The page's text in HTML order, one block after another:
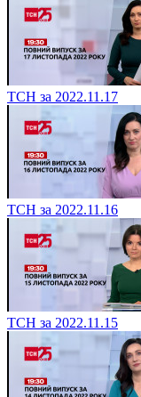
ТСН за 2022.11.17
ТСН за 2022.11.16
ТСН за 2022.11.15